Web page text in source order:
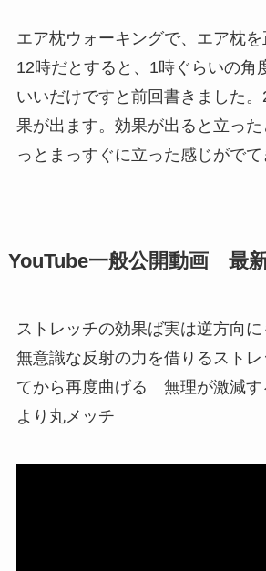
エア枕ウォーキングで、エア枕
12時だとすると、1時ぐらいの角
いいだけですと前回書きました
果が出ます。効果が出ると立っ
っとまっすぐに立った感じがでて
YouTube一般公開動画 最
ストレッチの効果ば実は逆方向に
無意識な反射の力を借りるスト
てから再度曲げる 無理が激減
より丸メッチ